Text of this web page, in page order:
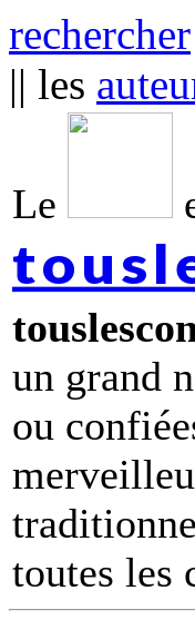
rechercher
|| les
Le
un grand
ou
toutes